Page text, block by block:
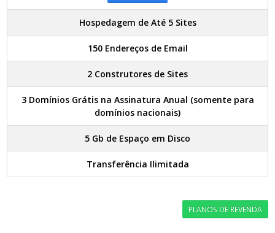
Hospedagem de Até 5 Sites
150 Endereços de Email
2 Construtores de Sites
3 Domínios Grátis na Assinatura Anual (somente para
domínios nacionais)
5 Gb de Espaço em Disco
Transferência Ilimitada
PLANOS DE REVENDA